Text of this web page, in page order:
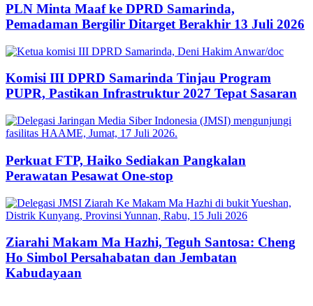
PLN Minta Maaf ke DPRD Samarinda,
Pemadaman Bergilir Ditarget Berakhir 13 Juli 2026
Komisi III DPRD Samarinda Tinjau Program
PUPR, Pastikan Infrastruktur 2027 Tepat Sasaran
Perkuat FTP, Haiko Sediakan Pangkalan
Perawatan Pesawat One-stop
Ziarahi Makam Ma Hazhi, Teguh Santosa: Cheng
Ho Simbol Persahabatan dan Jembatan
Kabudayaan